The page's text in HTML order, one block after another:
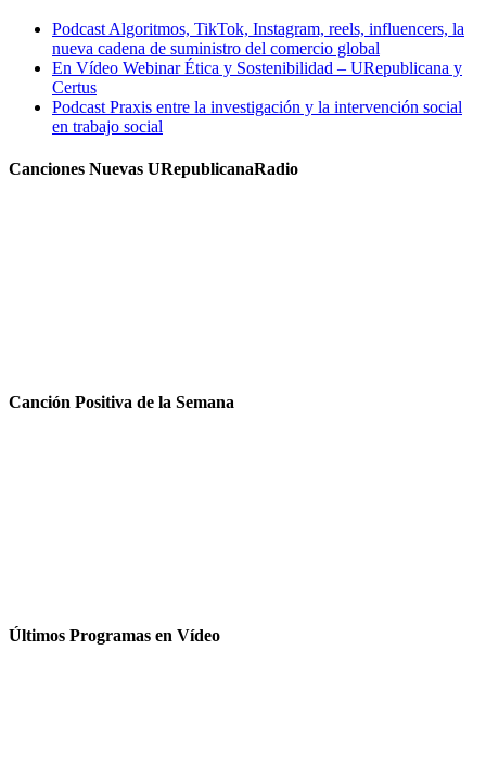
Podcast Algoritmos, TikTok, Instagram, reels, influencers, la
nueva cadena de suministro del comercio global
En Vídeo Webinar Ética y Sostenibilidad – URepublicana y
Certus
Podcast Praxis entre la investigación y la intervención social
en trabajo social
Canciones Nuevas URepublicanaRadio
Canción Positiva de la Semana
Últimos Programas en Vídeo